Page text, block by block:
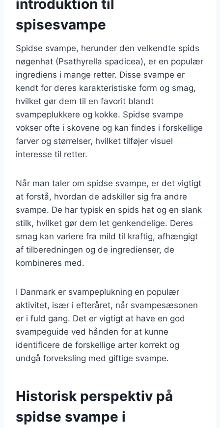
introduktion til
spisesvampe
Spidse svampe, herunder den velkendte spids
nøgenhat (Psathyrella spadicea), er en populær
ingrediens i mange retter. Disse svampe er
kendt for deres karakteristiske form og smag,
hvilket gør dem til en favorit blandt
svampeplukkere og kokke. Spidse svampe
vokser ofte i skovene og kan findes i forskellige
farver og størrelser, hvilket tilføjer visuel
interesse til retter.
Når man taler om spidse svampe, er det vigtigt
at forstå, hvordan de adskiller sig fra andre
svampe. De har typisk en spids hat og en slank
stilk, hvilket gør dem let genkendelige. Deres
smag kan variere fra mild til kraftig, afhængigt
af tilberedningen og de ingredienser, de
kombineres med.
I Danmark er svampeplukning en populær
aktivitet, især i efteråret, når svampesæsonen
er i fuld gang. Det er vigtigt at have en god
svampeguide ved hånden for at kunne
identificere de forskellige arter korrekt og
undgå forveksling med giftige svampe.
Historisk perspektiv på
spidse svampe i